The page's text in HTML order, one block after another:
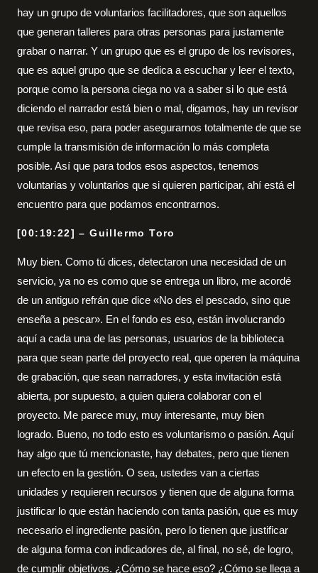
hay un grupo de voluntarios facilitadores, que son aquellos
que generan talleres para otras personas para justamente
grabar o narrar. Y un grupo que es el grupo de los revisores,
que es aquel grupo que se dedica a escuchar y leer el texto,
porque como la persona ciega no va a saber si lo que está
diciendo el narrador está bien o mal, digamos, hay un revisor
que revisa eso, para poder asegurarnos totalmente de que se
cumple la transmisión de información lo más completa
posible. Así que para todos esos aspectos, tenemos
voluntarias y voluntarios que si quieren participar, ahí está el
encuentro para que podamos encontrarnos.
[00:19:22] – Guillermo Toro
Muy bien. Como tú dices, detectaron una necesidad de un
servicio, ya no es como que se entrega un libro, me acordé
de un antiguo refrán que dice «No des el pescado, sino que
enseña a pescar». En el fondo es eso, están involucrando
aquí a cada una de las personas, usuarios de la biblioteca
para que sean parte del proyecto real, que operen la máquina
de grabación, que sean narradores, y esta invitación está
abierta, por supuesto, a quien quiera colaborar con el
proyecto. Me parece muy, muy interesante, muy bien
logrado. Bueno, no todo esto es voluntarismo o pasión. Aquí
hay algo que tú mencionaste, hay debates, pero que tienen
un efecto en la gestión. O sea, ustedes van a ciertas
unidades y requieren recursos y tienen que de alguna forma
justificar lo que están haciendo con tanta pasión, que es muy
necesario el ingrediente pasión, pero lo tienen que justificar
de alguna forma con indicadores de, al final, no sé, de logro,
de cumplir objetivos. ¿Cómo se hace eso? ¿Cómo se llega a